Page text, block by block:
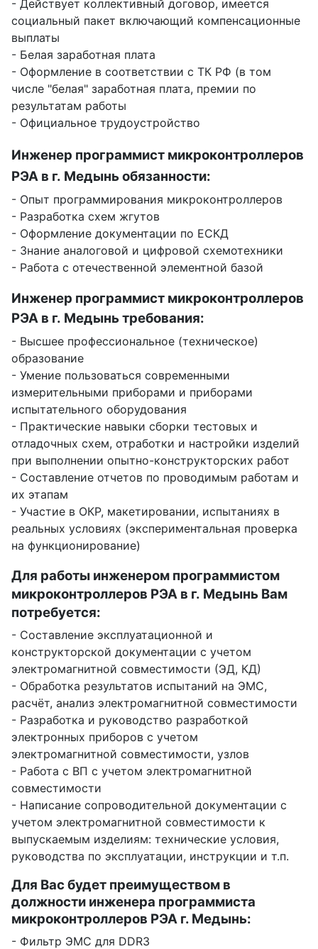
- Действует коллективный договор, имеется
социальный пакет включающий компенсационные
выплаты
- Белая заработная плата
- Оформление в соответствии с ТК РФ (в том
числе "белая" заработная плата, премии по
результатам работы
- Официальное трудоустройство
Инженер программист микроконтроллеров
РЭА в г. Медынь обязанности:
- Опыт программирования микроконтроллеров
- Разработка схем жгутов
- Оформление документации по ЕСКД
- Знание аналоговой и цифровой схемотехники
- Работа с отечественной элементной базой
Инженер программист микроконтроллеров
РЭА в г. Медынь требования:
- Высшее профессиональное (техническое)
образование
- Умение пользоваться современными
измерительными приборами и приборами
испытательного оборудования
- Практические навыки сборки тестовых и
отладочных схем, отработки и настройки изделий
при выполнении опытно-конструкторских работ
- Составление отчетов по проводимым работам и
их этапам
- Участие в ОКР, макетировании, испытаниях в
реальных условиях (экспериментальная проверка
на функционирование)
Для работы инженером программистом
микроконтроллеров РЭА в г. Медынь Вам
потребуется:
- Составление эксплуатационной и
конструкторской документации с учетом
электромагнитной совместимости (ЭД, КД)
- Обработка результатов испытаний на ЭМС,
расчёт, анализ электромагнитной совместимости
- Разработка и руководство разработкой
электронных приборов с учетом
электромагнитной совместимости, узлов
- Работа с ВП с учетом электромагнитной
совместимости
- Написание сопроводительной документации с
учетом электромагнитной совместимости к
выпускаемым изделиям: технические условия,
руководства по эксплуатации, инструкции и т.п.
Для Вас будет преимуществом в
должности инженера программиста
микроконтроллеров РЭА г. Медынь:
- Фильтр ЭМС для DDR3